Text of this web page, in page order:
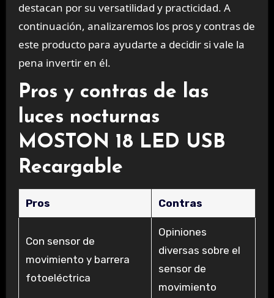
destacan por su versatilidad y practicidad. A
continuación, analizaremos los pros y contras de
este producto para ayudarte a decidir si vale la
pena invertir en él.
Pros y contras de las
luces nocturnas
MOSTON 18 LED USB
Recargable
Pros Contras
Con sensor de
movimiento y barrera
fotoeléctrica
Opiniones
diversas sobre el
sensor de
movimiento